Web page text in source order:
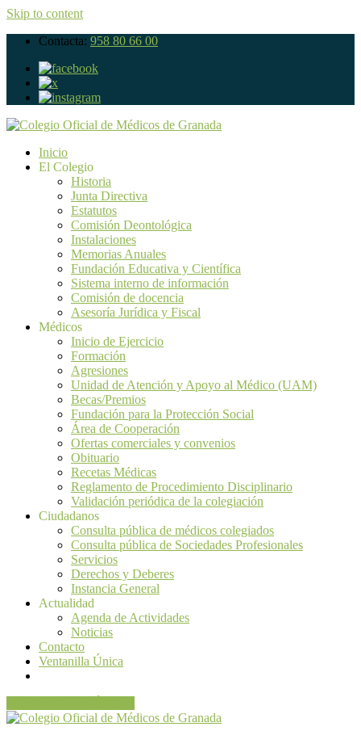
Skip to content
Contacta: 958 80 66 00
Inicio
El Colegio
Historia
Junta Directiva
Estatutos
Comisión Deontológica
Instalaciones
Memorias Anuales
Fundación Educativa y Científica
Sistema interno de información
Comisión de docencia
Asesoría Jurídica y Fiscal
Médicos
Inicio de Ejercicio
Formación
Agresiones
Unidad de Atención y Apoyo al Médico (UAM)
Becas/Premios
Fundación para la Protección Social
Área de Cooperación
Ofertas comerciales y convenios
Obituario
Recetas Médicas
Reglamento de Procedimiento Disciplinario
Validación periódica de la colegiación
Ciudadanos
Consulta pública de médicos colegiados
Consulta pública de Sociedades Profesionales
Servicios
Derechos y Deberes
Instancia General
Actualidad
Agenda de Actividades
Noticias
Contacto
Ventanilla Única